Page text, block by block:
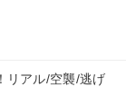
リアル/空襲/逃げ